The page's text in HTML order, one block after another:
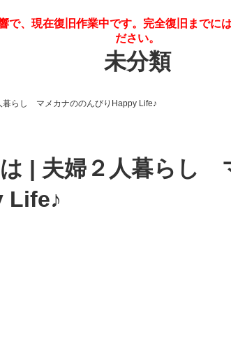
、現在復旧作業中です。完全復旧までに
ださい。
未分類
暮らし マメカナののんびりHappy Life♪
| 夫婦２人暮らし
Life♪